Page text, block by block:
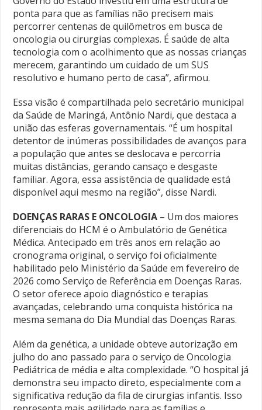
ponta para que as famílias não precisem mais
percorrer centenas de quilômetros em busca de
oncologia ou cirurgias complexas. É saúde de alta
tecnologia com o acolhimento que as nossas crianças
merecem, garantindo um cuidado de um SUS
resolutivo e humano perto de casa”, afirmou.
Essa visão é compartilhada pelo secretário municipal
da Saúde de Maringá, Antônio Nardi, que destaca a
união das esferas governamentais. “É um hospital
detentor de inúmeras possibilidades de avanços para
a população que antes se deslocava e percorria
muitas distâncias, gerando cansaço e desgaste
familiar. Agora, essa assistência de qualidade está
disponível aqui mesmo na região”, disse Nardi.
DOENÇAS RARAS E ONCOLOGIA – Um dos maiores
diferenciais do HCM é o Ambulatório de Genética
Médica. Antecipado em três anos em relação ao
cronograma original, o serviço foi oficialmente
habilitado pelo Ministério da Saúde em fevereiro de
2026 como Serviço de Referência em Doenças Raras.
O setor oferece apoio diagnóstico e terapias
avançadas, celebrando uma conquista histórica na
mesma semana do Dia Mundial das Doenças Raras.
Além da genética, a unidade obteve autorização em
julho do ano passado para o serviço de Oncologia
Pediátrica de média e alta complexidade. “O hospital já
demonstra seu impacto direto, especialmente com a
significativa redução da fila de cirurgias infantis. Isso